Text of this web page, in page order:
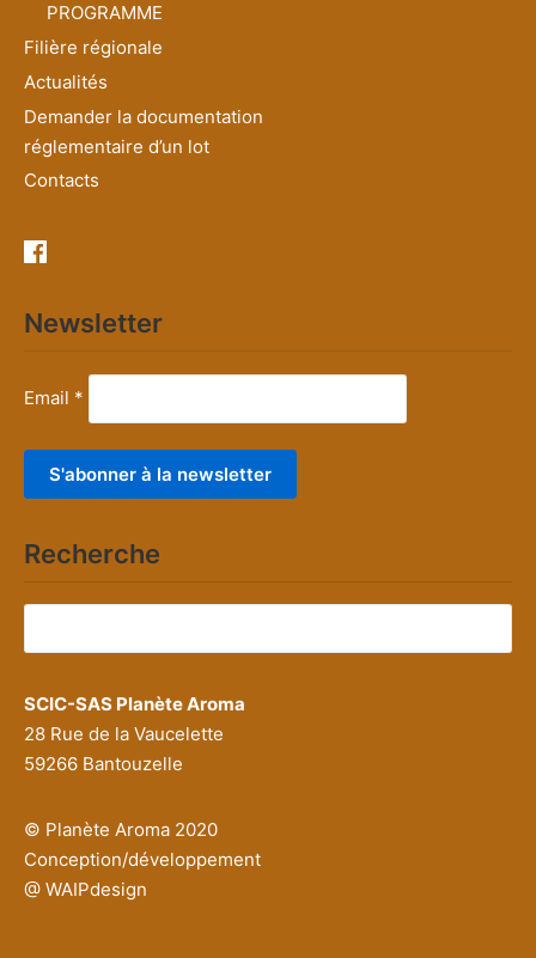
PROGRAMME
Filière régionale
Actualités
Demander la documentation
réglementaire d’un lot
Contacts
Newsletter
Email *
Recherche
SCIC-SAS Planète Aroma
28 Rue de la Vaucelette
59266 Bantouzelle
© Planète Aroma 2020
Conception/développement
@ WAIPdesign